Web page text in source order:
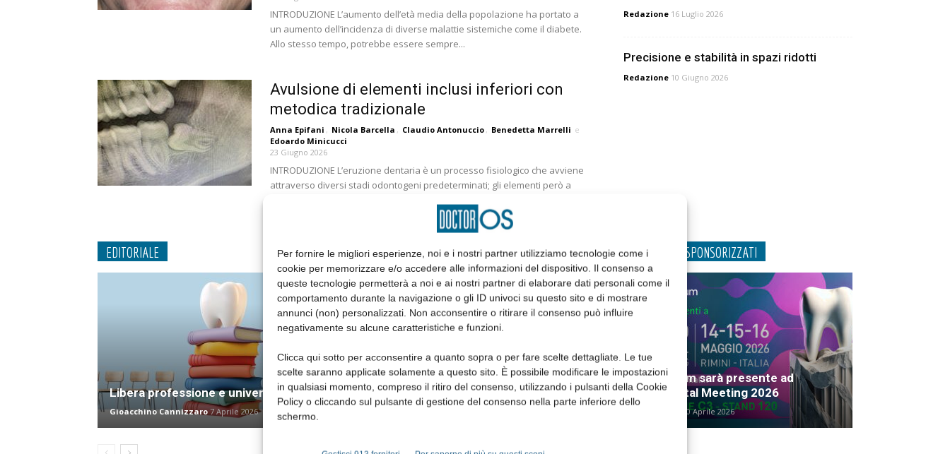
Per fornire le migliori esperienze, noi e i nostri partner utilizziamo tecnologie come i
cookie per memorizzare e/o accedere alle informazioni del dispositivo. Il consenso a
queste tecnologie permetterà a noi e ai nostri partner di elaborare dati personali come il
comportamento durante la navigazione o gli ID univoci su questo sito e di mostrare
annunci (non) personalizzati. Non acconsentire o ritirare il consenso può influire
negativamente su alcune caratteristiche e funzioni.
Clicca qui sotto per acconsentire a quanto sopra o per fare scelte dettagliate. Le tue
scelte saranno applicate solamente a questo sito. È possibile modificare le impostazioni
in qualsiasi momento, compreso il ritiro del consenso, utilizzando i pulsanti della Cookie
Policy o cliccando sul pulsante di gestione del consenso nella parte inferiore dello
schermo.
INTRODUZIONE L’aumento dell’età media della popolazione ha portato a
un aumento dell’incidenza di diverse malattie sistemiche come il diabete.
Allo stesso tempo, potrebbe essere sempre...
Avulsione di elementi inclusi inferiori con
metodica tradizionale
Anna Epifani , Nicola Barcella , Claudio Antonuccio , Benedetta Marrelli e
Edoardo Minicucci
23 Giugno 2026
INTRODUZIONE L’eruzione dentaria è un processo fisiologico che avviene
attraverso diversi stadi odontogeni predeterminati; gli elementi però a
Redazione 16 Luglio 2026
Precisione e stabilità in spazi ridotti
Redazione 10 Giugno 2026
EDITORIALE
Libera professione e università
Gioacchino Cannizzaro 7 Aprile 2026
ASSOCIAZIONI
SIPRO: il professor Enrico Gherlone
eletto presidente 2025
CONTENUTI SPONSORIZZATI
Solventum sarà presente ad
Expodental Meeting 2026
30 Aprile 2026